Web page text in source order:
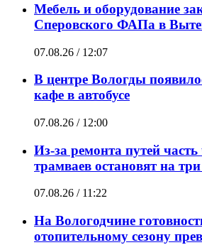
Мебель и оборудование
Сперовского ФАПа в
07.08.26 / 12:07
В центре Вологды
кафе в автобусе
07.08.26 / 12:00
Из-за ремонта путей часть
трамваев остановят на
07.08.26 / 11:22
На Вологодчине
отопительному сезону